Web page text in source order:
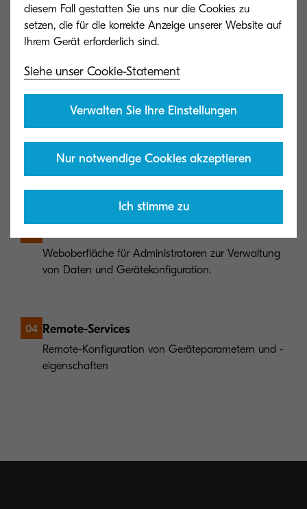
Benutzerfreundlich und anpassbar
Warnmeldungen zum Gerätestatus (Papierstau,
niedriger Tonerstand) werden per E-Mail versendet.
Weboberfläche für Administratoren zur Verwaltung
von Daten und Gerätekonfiguration.
04 Remote-Services
Remote-Konfiguration von Geräteparametern und -
eigenschaften
diesem Fall gestatten Sie uns nur die Cookies zu
setzen, die für die korrekte Anzeige unserer Website auf
Siehe unser Cookie-Statement
Verwalten Sie Ihre Einstellungen
Nur notwendige Cookies akzeptieren
Ich stimme zu